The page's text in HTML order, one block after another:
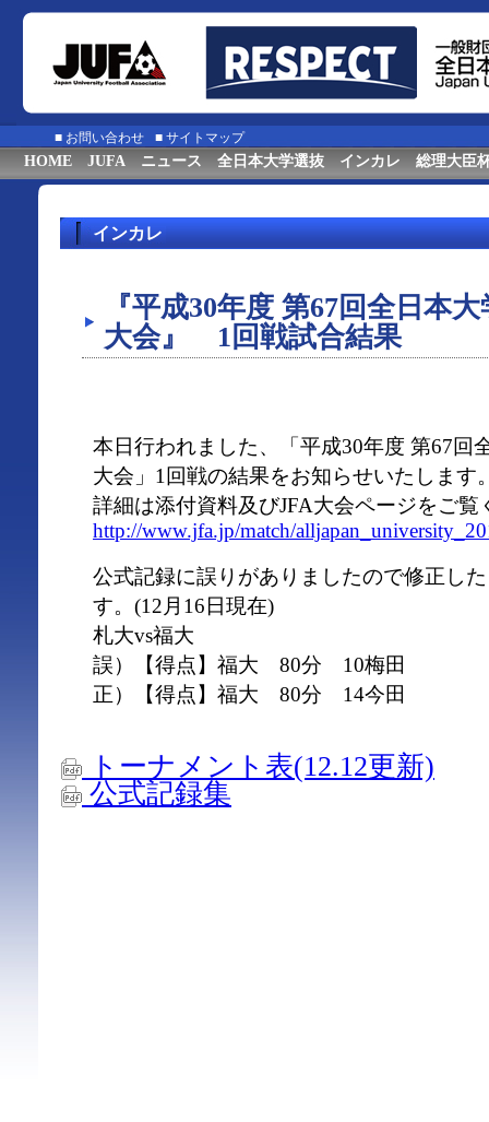
■ お問い合わせ ■ サイトマップ
HOME JUFA ニュース 全日本大学選抜 インカレ 総理大臣
インカレ
『平成30年度 第67回全日本
大会』 1回戦試合結果
本日行われました、「平成30年度 第67回
大会」1回戦の結果をお知らせいたします
詳細は添付資料及びJFA大会ページをご覧
http://www.jfa.jp/match/
公式記録に誤りがありましたので修正し
す。(12月16日現在)
札大vs福大
誤）【得点】福大 80分 10梅田
正）【得点】福大 80分 14今田
トーナメント表(12.12更新)
公式記録集